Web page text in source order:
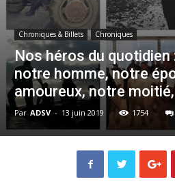
Chroniques & Billets Chroniques
Nos héros du quotidien
notre homme, notre
amoureux, notre
Par ADSV - 13 juin 2019 1754